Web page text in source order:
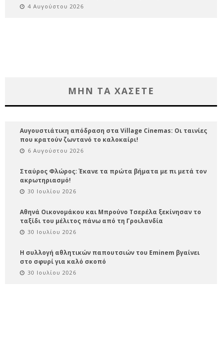
4 Αυγούστου 2026
ΜΗΝ ΤΑ ΧΑΣΕΤΕ
Αυγουστιάτικη απόδραση στα Village Cinemas: Οι ταινίες
που κρατούν ζωντανό το καλοκαίρι!
6 Αυγούστου 2026
Σταύρος Φλώρος: Έκανε τα πρώτα βήματα με πι μετά τον
ακρωτηριασμό!
30 Ιουλίου 2026
Αθηνά Οικονομάκου και Μπρούνο Τσερέλα ξεκίνησαν το
ταξίδι του μέλιτος πάνω από τη Γροιλανδία
30 Ιουλίου 2026
Η συλλογή αθλητικών παπουτσιών του Eminem βγαίνει
στο σφυρί για καλό σκοπό
30 Ιουλίου 2026